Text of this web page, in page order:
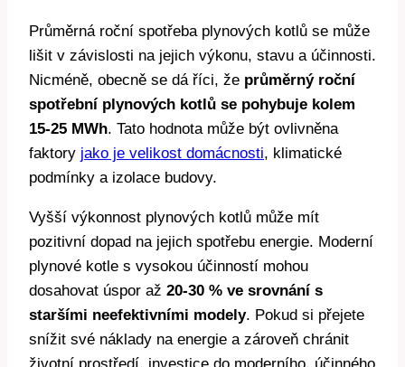
Průměrná roční spotřeba plynových kotlů se může
lišit v závislosti na jejich výkonu, stavu a účinnosti.
Nicméně, obecně se dá říci, že průměrný roční
spotřební plynových kotlů se pohybuje kolem
15-25 MWh. Tato hodnota může být ovlivněna
faktory jako je velikost domácnosti, klimatické
podmínky a izolace budovy.
Vyšší výkonnost plynových kotlů může mít
pozitivní dopad na jejich spotřebu energie. Moderní
plynové kotle s vysokou účinností mohou
dosahovat úspor až 20-30 % ve srovnání s
staršími neefektivními modely. Pokud si přejete
snížit své náklady na energie a zároveň chránit